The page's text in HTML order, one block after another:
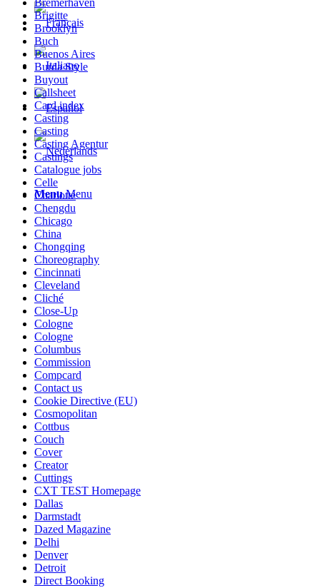
Menu Menu
Bremerhaven
Brigitte
Brooklyn
Buch
Buenos Aires
Burda Style
Buyout
Callsheet
Card index
Casting
Casting
Casting Agentur
Castings
Catalogue jobs
Celle
Charlotte
Chengdu
Chicago
China
Chongqing
Choreography
Cincinnati
Cleveland
Cliché
Close-Up
Cologne
Cologne
Columbus
Commission
Compcard
Contact us
Cookie Directive (EU)
Cosmopolitan
Cottbus
Couch
Cover
Creator
Cuttings
CXT TEST Homepage
Dallas
Darmstadt
Dazed Magazine
Delhi
Denver
Detroit
Direct Booking